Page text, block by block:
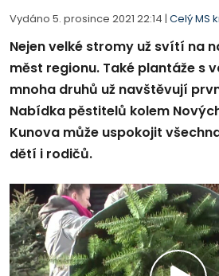
Vydáno 5. prosince 2021 22:14 | Celý MS
Nejen velké stromy už svítí na
měst regionu. Také plantáže s
mnoha druhů už navštěvují
Nabídka pěstitelů kolem
Kunova může uspokojit
dětí i rodičů.